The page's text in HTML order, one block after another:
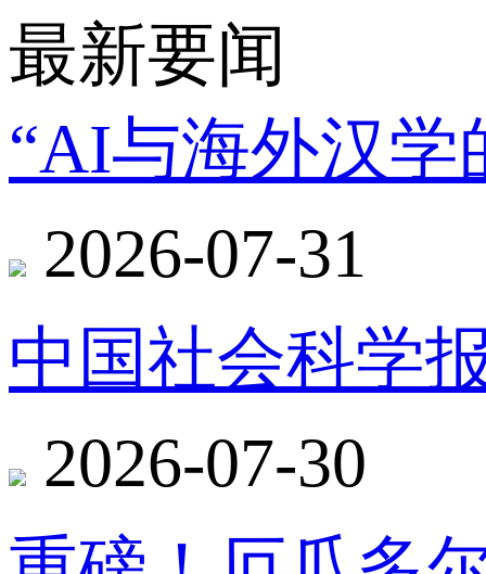
最新要闻
“AI与海外汉学
2026-07-31
中国社会科学
2026-07-30